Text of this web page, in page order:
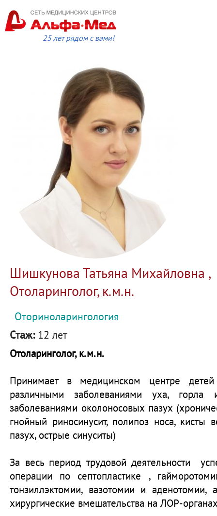
25 лет рядом с вами!
Шишкунова Татьяна Михайловна ,
Отоларинголог, к.м.н.
Оториноларингология
Стаж: 12 лет
Отоларинголог, к.м.н.
Принимает в медицинском центре
различными заболеваниями уха, горла
заболеваниями околоносовых пазух
гнойный риносинусит, полипоз носа, кисты
пазух, острые синуситы)
За весь период трудовой деятельности
операции по септопластике ,
тонзиллэктомии, вазотомии и
хирургические вмешательства на ЛОР-